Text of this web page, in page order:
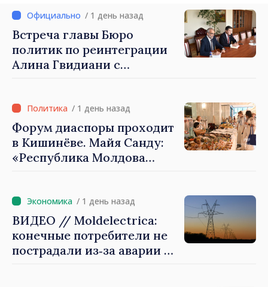
заслуживает стать частью большой
европейской семьи»
/ 1 день назад
Встреча главы Бюро
политик по реинтеграции
Алина Гвидиани с
Красного Креста в
Молдове
/ 1 день назад
Форум диаспоры проходит
в Кишинёве. Майя Санду:
«Республика Молдова
диаспора может сыграть
важную роль в
продвижении и поддержке
этого пути»
/ 1 день назад
ВИДЕО // Moldelectrica:
конечные потребители не
пострадали из‑за аварии на